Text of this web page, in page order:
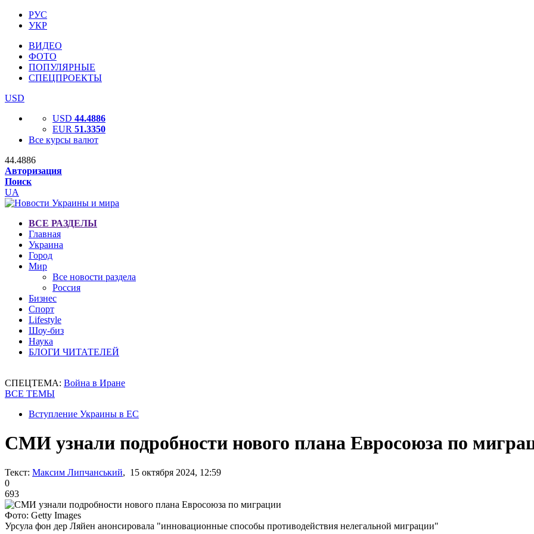
РУС
УКР
ВИДЕО
ФОТО
ПОПУЛЯРНЫЕ
СПЕЦПРОЕКТЫ
USD
USD 44.4886
EUR 51.3350
Все курсы валют
44.4886
Авторизация
Поиск
UA
ВСЕ РАЗДЕЛЫ
Главная
Украина
Город
Мир
Все новости раздела
Россия
Бизнес
Спорт
Lifestyle
Шоу-биз
Наука
БЛОГИ ЧИТАТЕЛЕЙ
СПЕЦТЕМА: Война в Иране
ВСЕ ТЕМЫ
Вступление Украины в ЕС
СМИ узнали подробности нового плана Евросоюза по
Текст: Максим Липчанський, 15 октября 2024, 12:59
0
693
Фото: Getty Images
Урсула фон дер Ляйен анонсировала "инновационные способы противодействия нелегальной миграции"